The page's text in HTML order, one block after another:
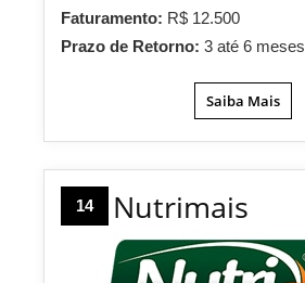
Faturamento: R$ 12.500
Prazo de Retorno: 3 até 6 meses
Saiba Mais
14 Nutrimais